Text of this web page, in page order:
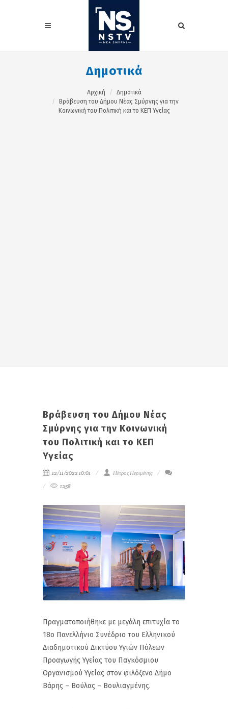
Δημοτικά
Αρχική
Δημοτικά
Βράβευση του Δήμου Νέας Σμύρνης για την
Κοινωνική του Πολιτική και το ΚΕΠ Υγείας
Βράβευση του Δήμου Νέας
Σμύρνης για την Κοινωνική
του Πολιτική και το ΚΕΠ
Υγείας
12/11/2022 10:01
Πέτρος Περιμένης
1258
Πραγματοποιήθηκε με μεγάλη επιτυχία το
18ο Πανελλήνιο Συνέδριο του Ελληνικού
Διαδημοτικού Δικτύου Υγιών Πόλεων
Προαγωγής Υγείας του Παγκόσμιου
Οργανισμού Υγείας στον φιλόξενο Δήμο
Βάρης – Βούλας – Βουλιαγμένης.